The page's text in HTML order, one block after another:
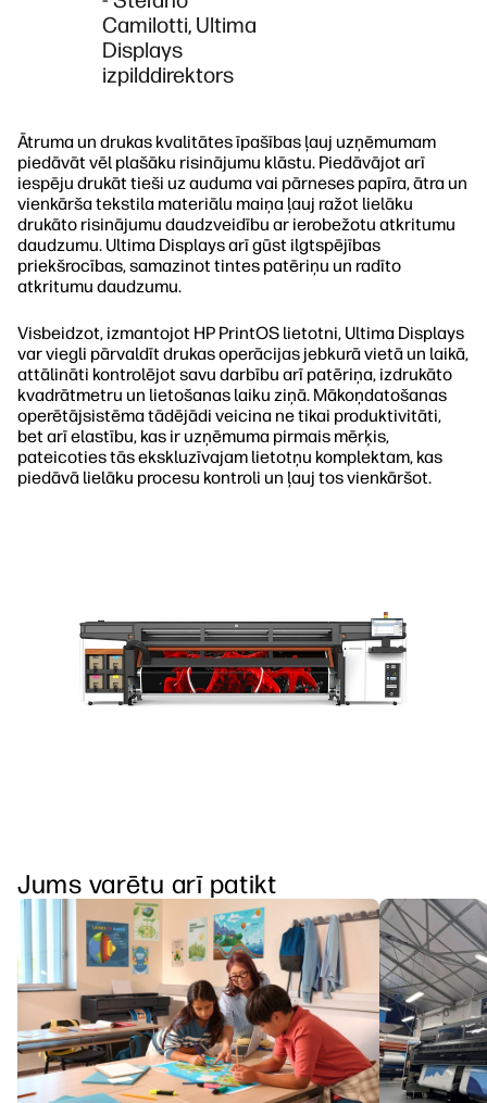
Camilotti, Ultima
Displays
izpilddirektors
Ātruma un drukas kvalitātes īpašības ļauj uzņēmumam
piedāvāt vēl plašāku risinājumu klāstu. Piedāvājot arī
iespēju drukāt tieši uz auduma vai pārneses papīra, ātra un
vienkārša tekstila materiālu maiņa ļauj ražot lielāku
drukāto risinājumu daudzveidību ar ierobežotu atkritumu
daudzumu. Ultima Displays arī gūst ilgtspējības
priekšrocības, samazinot tintes patēriņu un radīto
atkritumu daudzumu.
Visbeidzot, izmantojot HP PrintOS lietotni, Ultima Displays
var viegli pārvaldīt drukas operācijas jebkurā vietā un laikā,
attālināti kontrolējot savu darbību arī patēriņa, izdrukāto
kvadrātmetru un lietošanas laiku ziņā. Mākoņdatošanas
operētājsistēma tādējādi veicina ne tikai produktivitāti,
bet arī elastību, kas ir uzņēmuma pirmais mērķis,
pateicoties tās ekskluzīvajam lietotņu komplektam, kas
piedāvā lielāku procesu kontroli un ļauj tos vienkāršot.
Jums varētu arī patikt